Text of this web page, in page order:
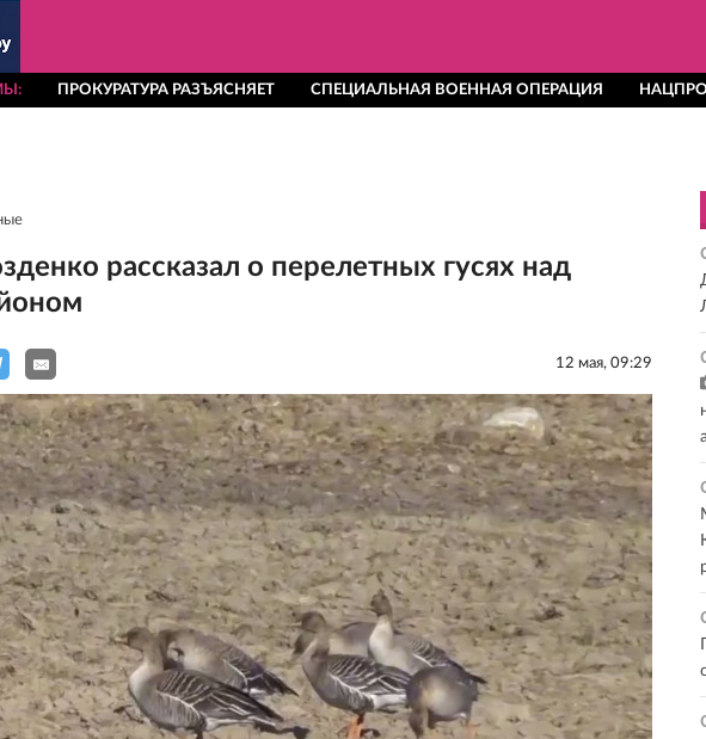
ПРОКУРАТУРА РАЗЪЯСНЯЕТ СПЕЦИАЛЬНАЯ ВОЕННАЯ ОПЕРАЦИЯ
рассказал о перелетных гусях над
12 мая, 09:29